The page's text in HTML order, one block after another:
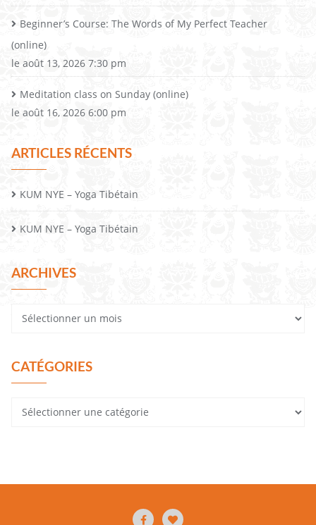
Beginner’s Course: The Words of My Perfect Teacher
(online)
le août 13, 2026 7:30 pm
Meditation class on Sunday (online)
le août 16, 2026 6:00 pm
ARTICLES RÉCENTS
KUM NYE – Yoga Tibétain
KUM NYE – Yoga Tibétain
ARCHIVES
CATÉGORIES